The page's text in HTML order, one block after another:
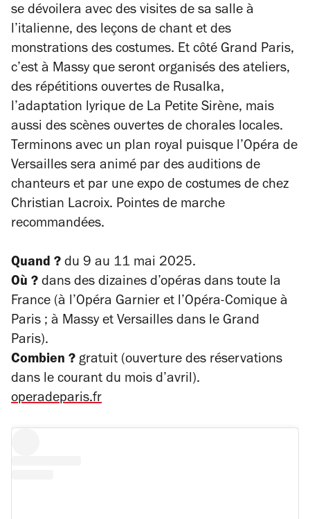
se dévoilera avec des visites de sa salle à
l’italienne, des leçons de chant et des
monstrations des costumes. Et côté Grand Paris,
c’est à Massy que seront organisés des ateliers,
des répétitions ouvertes de Rusalka,
l’adaptation lyrique de La Petite Sirène, mais
aussi des scènes ouvertes de chorales locales.
Terminons avec un plan royal puisque l’Opéra de
Versailles sera animé par des auditions de
chanteurs et par une expo de costumes de chez
Christian Lacroix. Pointes de marche
recommandées.
Quand ? du 9 au 11 mai 2025.
Où ? dans des dizaines d’opéras dans toute la
France (à l’Opéra Garnier et l’Opéra-Comique à
Paris ; à Massy et Versailles dans le Grand
Paris).
Combien ? gratuit (ouverture des réservations
dans le courant du mois d’avril).
operadeparis.fr